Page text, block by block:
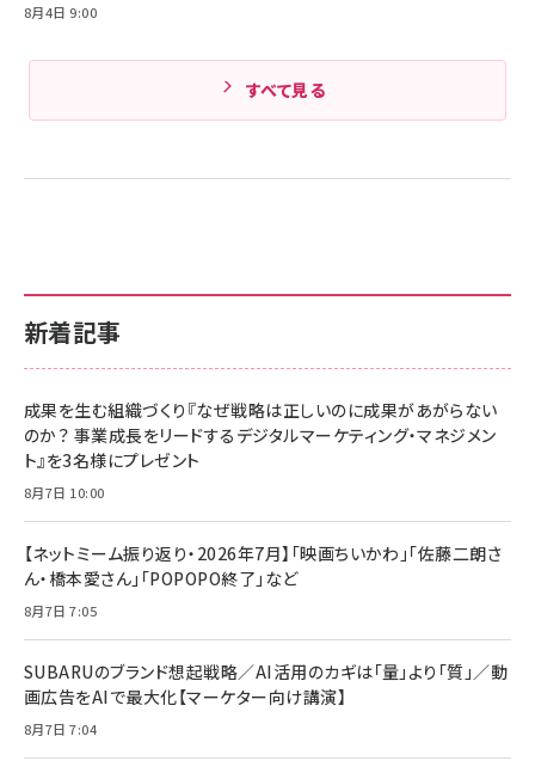
新着記事
成果を生む組織づくり『なぜ戦略は正しいのに成果があがらない
のか？ 事業成長をリードするデジタルマーケティング・マネジメン
ト』を3名様にプレゼント
8月7日 10:00
【ネットミーム振り返り・2026年7月】「映画ちいかわ」「佐藤二朗さ
ん・橋本愛さん」「POPOPO終了」など
8月7日 7:05
SUBARUのブランド想起戦略／AI活用のカギは「量」より「質」／動
画広告をAIで最大化【マーケター向け講演】
8月7日 7:04
8月4日 9:00
すべて見る